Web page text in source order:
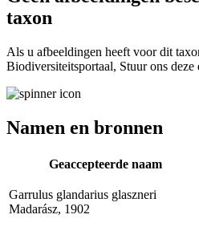
taxon
Als u afbeeldingen heeft voor dit
Biodiversiteitsportaal, Stuur ons deze
Namen en bronnen
Geaccepteerde naam
Garrulus glandarius glaszneri
Madarász, 1902